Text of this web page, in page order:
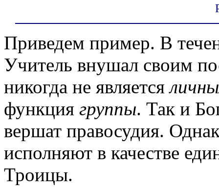
Приведем пример. В
Учитель внушал своим
никогда не является
функция группы. Так и
вершат правосудия.
исполняют в качестве
Троицы.